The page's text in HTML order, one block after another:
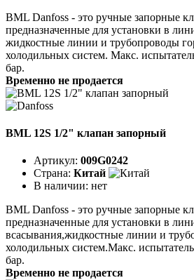
BML Danfoss - это ручные запорные
предназначенные для установки в
жидкостные линии и трубопроводы
холодильных систем. Макс.
бар.
Временно не продается
BML 12S 1/2" клапан запорный
Артикул: 009G0242
Страна: Китай
В наличии: нет
BML Danfoss - это ручные запорные
предназначенные для установки в
всасывания,жидкостные линии и
холодильных систем.Макс.
бар.
Временно не продается